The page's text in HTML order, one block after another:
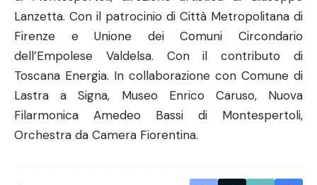
Lanzetta. Con il patrocinio di Città Metropolitana di
Firenze e Unione dei Comuni Circondario
dell’Empolese Valdelsa. Con il contributo di
Toscana Energia. In collaborazione con Comune di
Lastra a Signa, Museo Enrico Caruso, Nuova
Filarmonica Amedeo Bassi di Montespertoli,
Orchestra da Camera Fiorentina.